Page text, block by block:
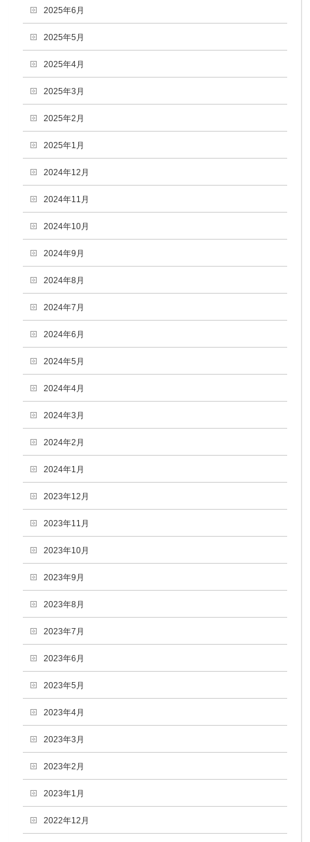
2025年6月
2025年5月
2025年4月
2025年3月
2025年2月
2025年1月
2024年12月
2024年11月
2024年10月
2024年9月
2024年8月
2024年7月
2024年6月
2024年5月
2024年4月
2024年3月
2024年2月
2024年1月
2023年12月
2023年11月
2023年10月
2023年9月
2023年8月
2023年7月
2023年6月
2023年5月
2023年4月
2023年3月
2023年2月
2023年1月
2022年12月